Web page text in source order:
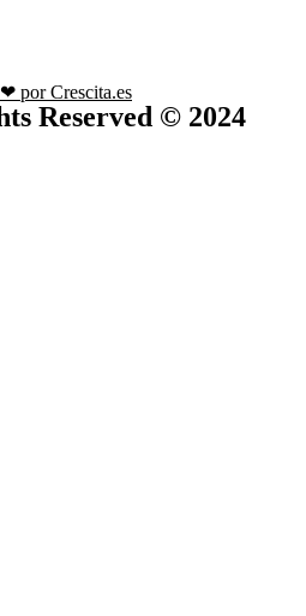
por Crescita.es
Reserved © 2024